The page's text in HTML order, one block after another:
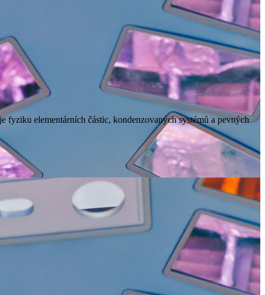
fyziku elementárních částic, kondenzovaných systémů a pevných